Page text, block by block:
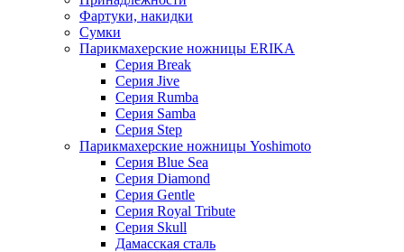
Фартуки, накидки
Сумки
Парикмахерские ножницы ERIKA
Серия Break
Серия Jive
Серия Rumba
Серия Samba
Серия Step
Парикмахерские ножницы Yoshimoto
Серия Blue Sea
Серия Diamond
Серия Gentle
Серия Royal Tribute
Серия Skull
Дамасская сталь